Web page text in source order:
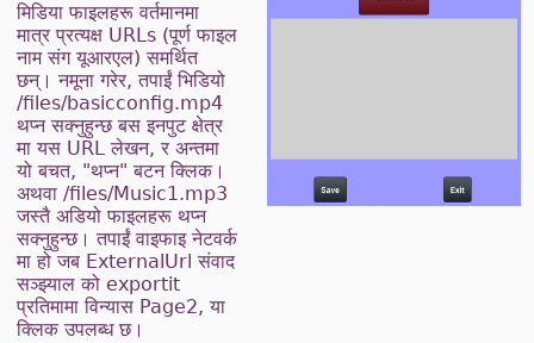
मिडिया फाइलहरू वर्तमानमा
मात्र प्रत्यक्ष URLs (पूर्ण फाइल
नाम संग यूआरएल) समर्थित
छन्। नमूना गरेर, तपाईं भिडियो
/files/basicconfig.mp4
थप्न सक्नुहुन्छ बस इनपुट क्षेत्र
मा यस URL लेखन, र अन्तमा
यो बचत, "थप्न" बटन क्लिक।
अथवा /files/Music1.mp3
जस्तै अडियो फाइलहरू थप्न
सक्नुहुन्छ। तपाईं वाइफाइ नेटवर्क
मा हो जब ExternalUrl संवाद
सञ्झ्याल को exportit
प्रतिमामा विन्यास Page2, या
क्लिक उपलब्ध छ।